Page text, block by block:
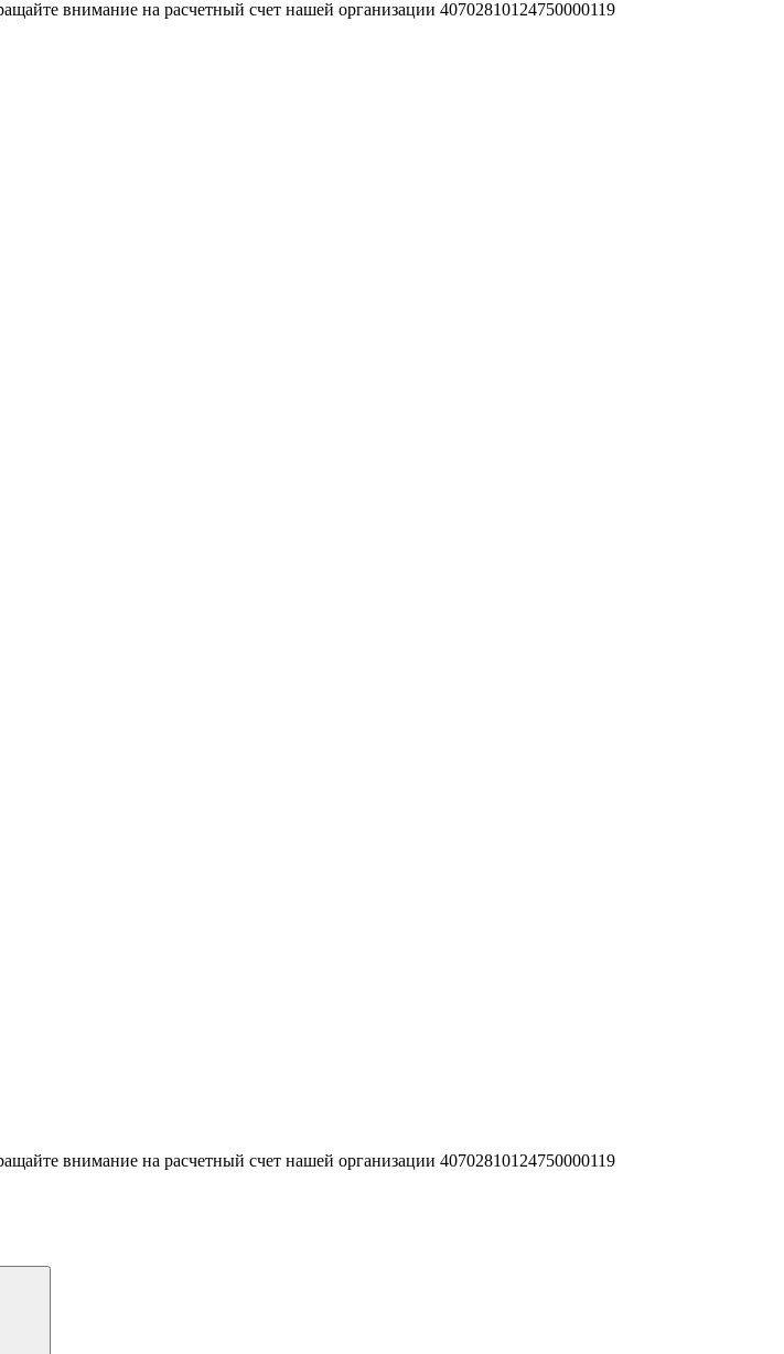
внимание на расчетный счет нашей организации 40702810124750000119
внимание на расчетный счет нашей организации 40702810124750000119